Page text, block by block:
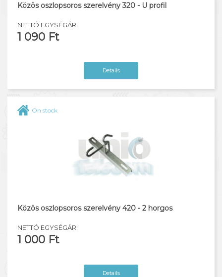
Közös oszlopsoros szerelvény 320 - U profil
NETTÓ EGYSÉGÁR:
1 090 Ft
Details
On stock
Közös oszlopsoros szerelvény 420 - 2 horgos
NETTÓ EGYSÉGÁR:
1 000 Ft
Details